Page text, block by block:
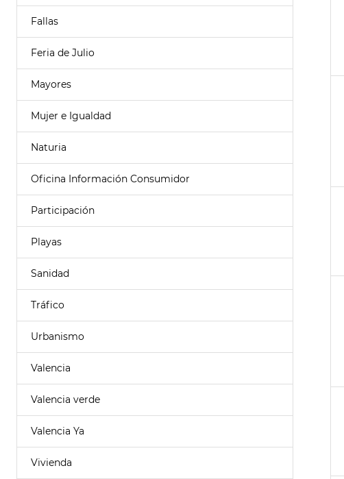
Fallas
Feria de Julio
Mayores
Mujer e Igualdad
Naturia
Oficina Información Consumidor
Participación
Playas
Sanidad
Tráfico
Urbanismo
Valencia
Valencia verde
Valencia Ya
Vivienda